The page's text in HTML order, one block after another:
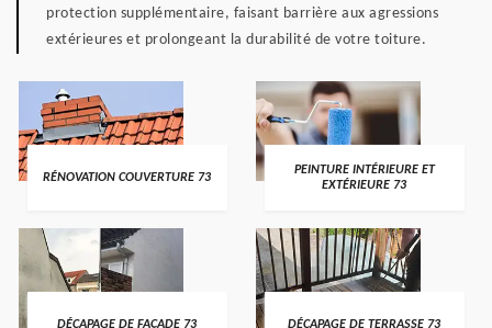
protection supplémentaire, faisant barrière aux agressions
extérieures et prolongeant la durabilité de votre toiture.
RÉNOVATION COUVERTURE 73
PEINTURE INTÉRIEURE ET
EXTÉRIEURE 73
DÉCAPAGE DE FAÇADE 73 DÉCAPAGE DE TERRASSE 73